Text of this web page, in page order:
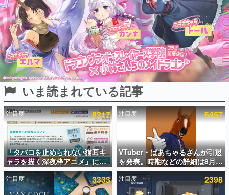
電ファミのいま読まれている記事ランキング
アプリセール情報
インタビュー
連載・特集一覧
殿堂入り記事
SNS拡散数が数千以上！ ページビュー数万以上！ などな
ど。多くの人々に読まれた、電ファミ渾身の“殿堂入り”記
事をまとめました。
ゲームの企画書
名作ゲームクリエイターの方々に製作時のエピソードをお
聞きし、ヒットする企画（ゲーム）とは何か？を探ってい
きます。
赫本
この物語を解いてはいけない。『赫本』は、〈試験問題〉
の形をした短編ホラー小説集です。
いま読まれている記事
注目度 8217
「タバコを止められない猫耳キ
ャラを描く深夜枠アニメ」に視
聴者の一部から批判意見。違法
薬物の使用と思しき描写も含め
て、BPOが議論を交わす
注目度 6457
VTuber・ばあちゃるさんが引退
を発表。時期などの詳細は8月9
日15時からの配信で説明
注目度 3333 注目度 2398